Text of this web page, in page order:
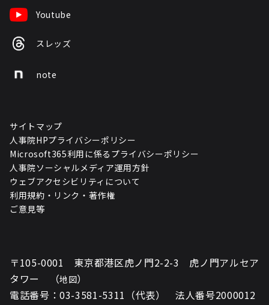
Youtube
スレッズ
note
サイトマップ
人事院HPプライバシーポリシー
Microsoft365利用に係るプライバシーポリシー
人事院ソーシャルメディア運用方針
ウェブアクセシビリティについて
利用規約・リンク・著作権
ご意見等
〒105-0001 東京都港区虎ノ門2-2-3 虎ノ門アルセア
タワー （地図）
電話番号：03-3581-5311（代表） 法人番号2000012